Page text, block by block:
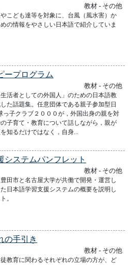
教材 - その他
こども達等を対象に、台風（風水害）か
の情報をやさしい日本語で紹介していま
プログラム
教材 - その他
活者としての外国人」のための日本語教
た話題集。任意団体である親子参加型日
っ子クラブ２０００が，外国出身の親を対
子育て・教育について話しながら，親が
知るだけではなく，自身...
システムパンフレット
教材 - その他
田市と名古屋大学が共働で開発・運営し
日本語学習支援システムの概要を説明し
。
の手引き
教材 - その他
教育に関わるそれぞれの立場の方が、ど